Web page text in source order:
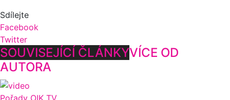
Sdílejte
Facebook
Twitter
SOUVISEJÍCÍ ČLÁNKYVÍCE OD
AUTORA
Pořady OIK TV